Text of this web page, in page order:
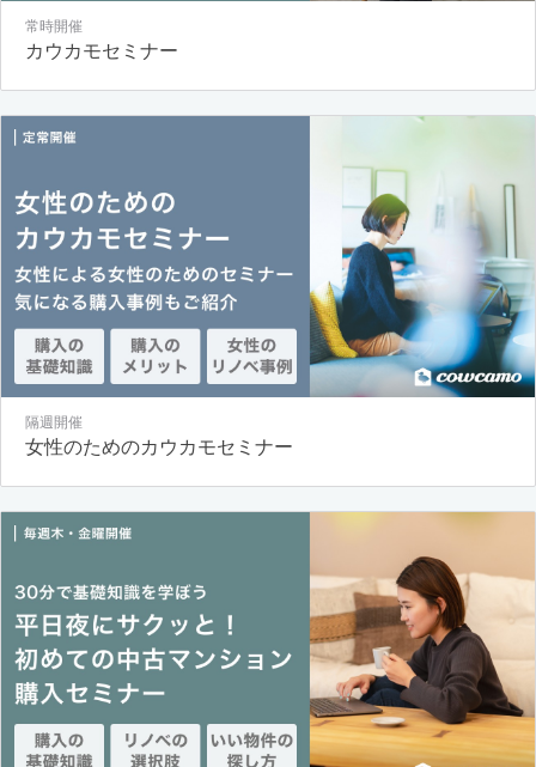
常時開催
カウカモセミナー
隔週開催
女性のためのカウカモセミナー